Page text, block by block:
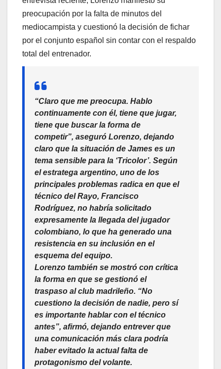
preocupación por la falta de minutos del
mediocampista y cuestionó la decisión de fichar
por el conjunto español sin contar con el respaldo
total del entrenador.
“Claro que me preocupa. Hablo
continuamente con él, tiene que jugar,
tiene que buscar la forma de
competir”, aseguró Lorenzo, dejando
claro que la situación de James es un
tema sensible para la ‘Tricolor’. Según
el estratega argentino, uno de los
principales problemas radica en que el
técnico del Rayo, Francisco
Rodríguez, no habría solicitado
expresamente la llegada del jugador
colombiano, lo que ha generado una
resistencia en su inclusión en el
esquema del equipo.
Lorenzo también se mostró con crítica
la forma en que se gestionó el
traspaso al club madrileño. “No
cuestiono la decisión de nadie, pero sí
es importante hablar con el técnico
antes”, afirmó, dejando entrever que
una comunicación más clara podría
haber evitado la actual falta de
protagonismo del volante.